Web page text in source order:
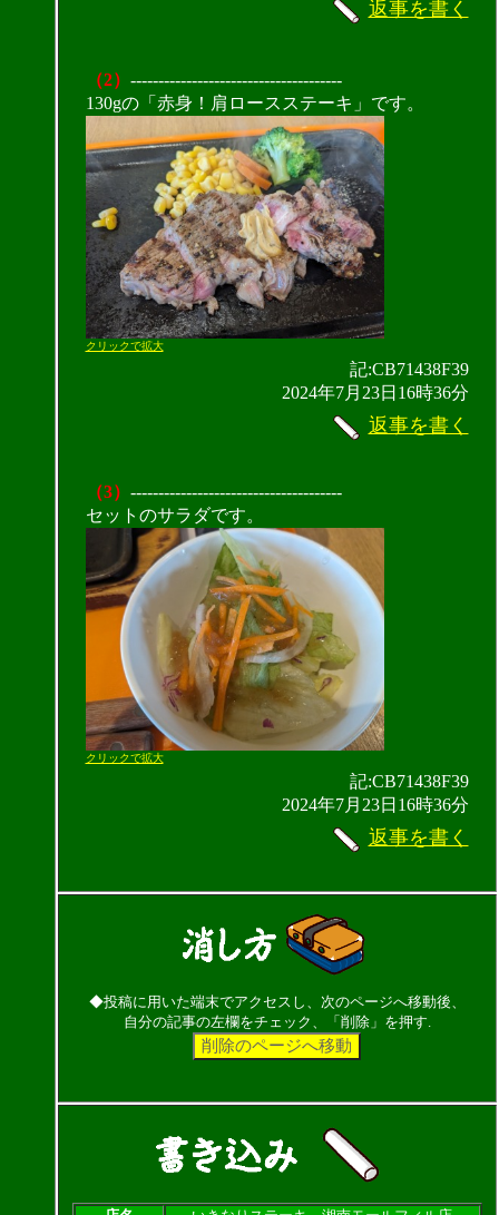
返事を書く
（2） --------------------------------------
130gの「赤身！肩ロースステーキ」です。
クリックで拡大
記:CB71438F39
2024年7月23日16時36分
返事を書く
（3） --------------------------------------
セットのサラダです。
クリックで拡大
記:CB71438F39
2024年7月23日16時36分
返事を書く
◆投稿に用いた端末でアクセスし、次のページへ移動後、
自分の記事の左欄をチェック、「削除」を押す.